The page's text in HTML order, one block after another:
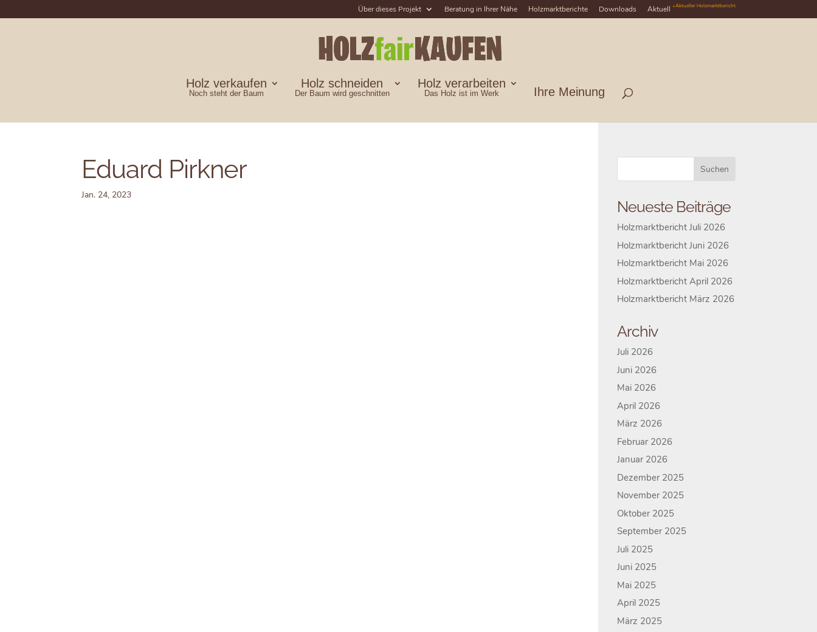
Über dieses Projekt Beratung in Ihrer Nähe Holzmarktberichte Downloads Aktuell +Aktueller Holzmarktbericht
Holz verkaufen
Noch steht der Baum
Holz schneiden
Der Baum wird geschnitten
Holz verarbeiten
Das Holz ist im Werk Ihre Meinung
Eduard Pirkner
Jan. 24, 2023
Neueste Beiträge
Holzmarktbericht Juli 2026
Holzmarktbericht Juni 2026
Holzmarktbericht Mai 2026
Holzmarktbericht April 2026
Holzmarktbericht März 2026
Archiv
Juli 2026
Juni 2026
Mai 2026
April 2026
März 2026
Februar 2026
Januar 2026
Dezember 2025
November 2025
Oktober 2025
September 2025
Juli 2025
Juni 2025
Mai 2025
April 2025
März 2025